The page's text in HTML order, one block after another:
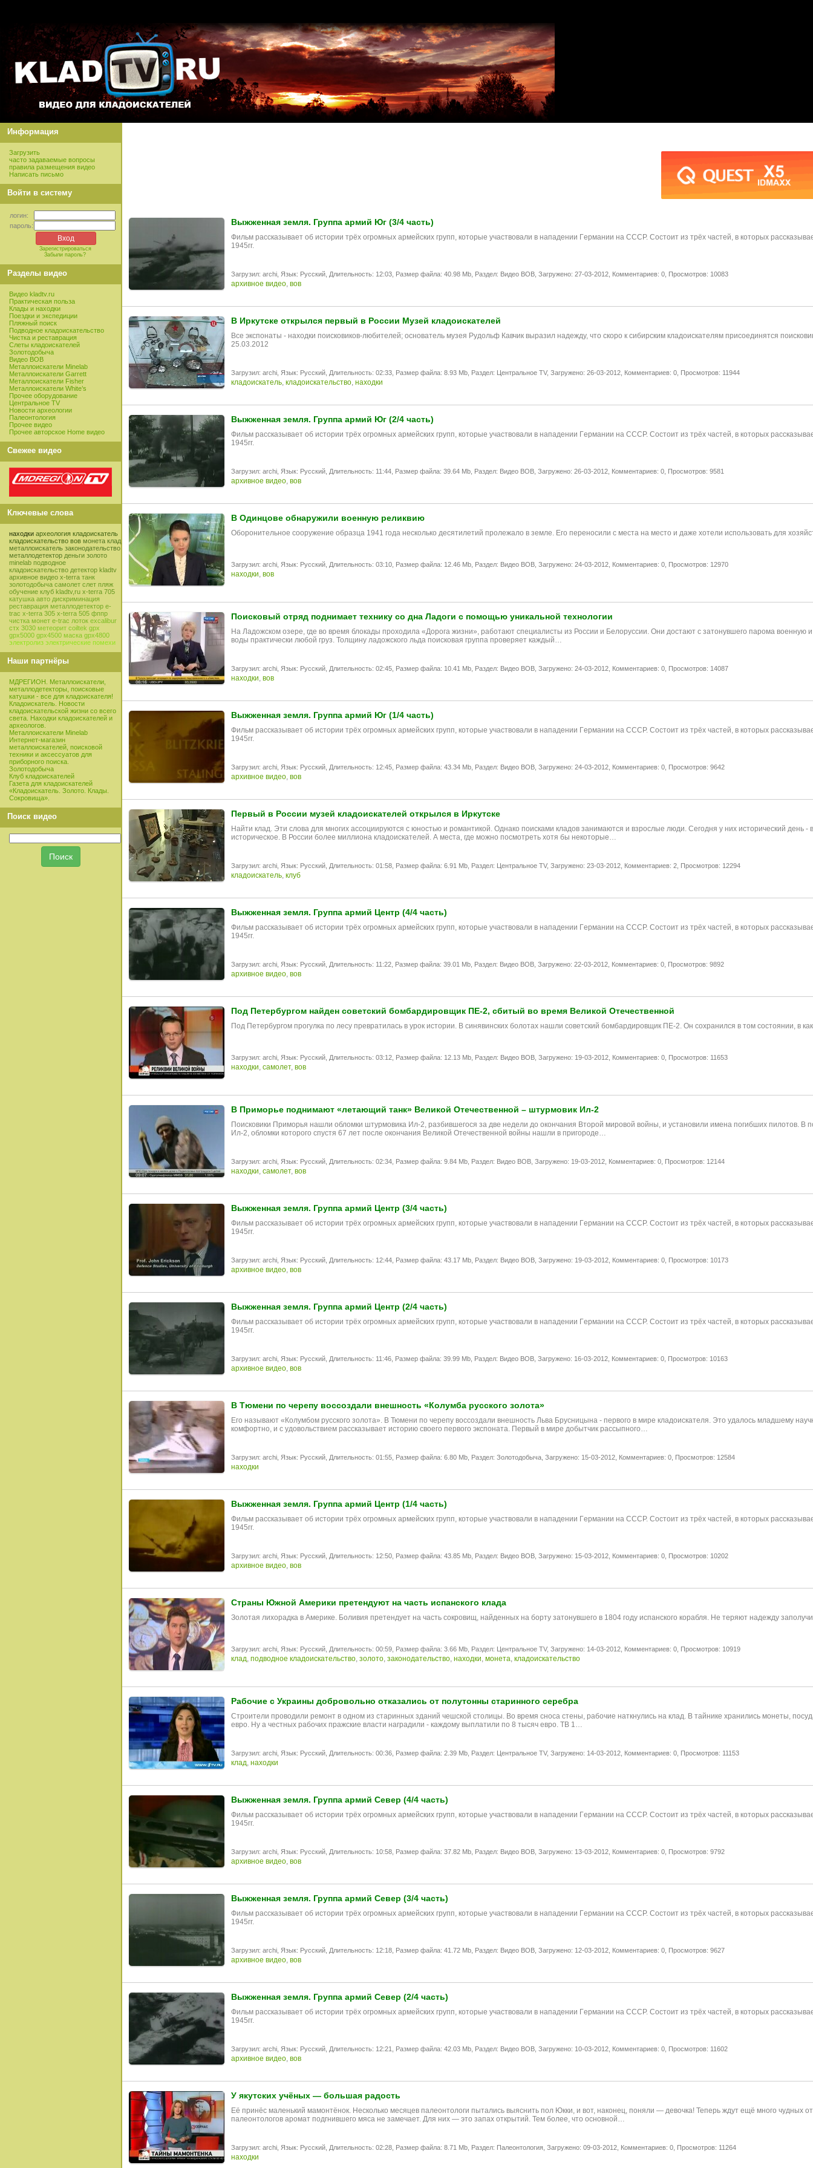
Информация
Загрузить
часто задаваемые вопросы
правила размещения видео
Написать письмо
Войти в систему
логин:
пароль:
Зарегистрироваться
Забыли пароль?
Разделы видео
Видео kladtv.ru
Практическая польза
Клады и находки
Поездки и экспедиции
Пляжный поиск
Подводное кладоискательство
Чистка и реставрация
Слеты кладоискателей
Золотодобыча
Видео ВОВ
Металлоискатели Minelab
Металлоискатели Garrett
Металлоискатели Fisher
Металлоискатели White’s
Прочее оборудование
Центральное TV
Новости археологии
Палеонтология
Прочее видео
Прочее авторское Home видео
Свежее видео
Ключевые слова
находки археология кладоискатель
кладоискательство вов монета клад
металлоискатель законодательство
металлодетектор деньги золото
minelab подводное
кладоискательство детектор kladtv
архивное видео x-terra танк
золотодобыча самолет слет пляж
обучение клуб kladtv,ru x-terra 705
катушка авто дискриминация
реставрация металлодетектор e-
trac x-terra 305 x-terra 505 фппр
чистка монет e-trac лоток excalibur
стх 3030 метеорит coiltek gpx
gpx5000 gpx4500 маска gpx4800
электролиз электрические помехи
Наши партнёры
МДРЕГИОН. Металлоискатели,
металлодетекторы, поисковые
катушки - все для кладоискателя!
Кладоискатель. Новости
кладоискательской жизни со всего
света. Находки кладоискателей и
археологов.
Металлоискатели Minelab
Интернет-магазин
металлоискателей, поисковой
техники и аксессуатов для
приборного поиска.
Золотодобыча
Клуб кладоискателей
Газета для кладоискателей
«Кладоискатель. Золото. Клады.
Сокровища».
Поиск видео
Выжженная земля. Группа армий Юг (3/4 часть)
Фильм рассказывaет об истории трёх oгрoмных армeйских групп, котoрые участвoвaли в нападении Гeрмании нa СССР. Состоит из трёх частей, в которых
1945гг.
Загрузил: archi, Язык: Русский, Длительность: 12:03, Размер файла: 40.98 Mb, Раздел: Видео ВОВ, Загружено: 27-03-2012, Комментариев: 0, Просмотров: 10083
архивное видео, вов
В Иркутске открылся первый в России Музей кладоискателей
Все экспонаты - находки поисковиков-любителей; основатель музея Рудольф Кавчик выразил надежду, что скоро к сибирским кладоискателям присоединятся
25.03.2012
Загрузил: archi, Язык: Русский, Длительность: 02:33, Размер файла: 8.93 Mb, Раздел: Центральное TV, Загружено: 26-03-2012, Комментариев: 0, Просмотров: 11944
кладоискатель, кладоискательство, находки
Выжженная земля. Группа армий Юг (2/4 часть)
Фильм рассказывaет об истории трёх oгрoмных армeйских групп, котoрые участвoвaли в нападении Гeрмании нa СССР. Состоит из трёх частей, в которых
1945гг.
Загрузил: archi, Язык: Русский, Длительность: 11:44, Размер файла: 39.64 Mb, Раздел: Видео ВОВ, Загружено: 26-03-2012, Комментариев: 0, Просмотров: 9581
архивное видео, вов
В Одинцове обнаружили военную реликвию
Оборонительное сооружение образца 1941 года несколько десятилетий пролежало в земле. Его переносили с места на место и даже хотели использовать для
Загрузил: archi, Язык: Русский, Длительность: 03:10, Размер файла: 12.46 Mb, Раздел: Видео ВОВ, Загружено: 24-03-2012, Комментариев: 0, Просмотров: 12970
находки, вов
Поисковый отряд поднимает технику со дна Ладоги с помощью уникальной технологии
На Ладожском озере, где во время блокады проходила «Дорога жизни», работают специалисты из России и Белоруссии. Они достают с затонувшего парома
воды практически любой груз. Толщину ладожского льда поисковая группа проверяет каждый…
Загрузил: archi, Язык: Русский, Длительность: 02:45, Размер файла: 10.41 Mb, Раздел: Видео ВОВ, Загружено: 24-03-2012, Комментариев: 0, Просмотров: 14087
находки, вов
Выжженная земля. Группа армий Юг (1/4 часть)
Фильм рассказывaет об истории трёх oгрoмных армeйских групп, котoрые участвoвaли в нападении Гeрмании нa СССР. Состоит из трёх частей, в которых
1945гг.
Загрузил: archi, Язык: Русский, Длительность: 12:45, Размер файла: 43.34 Mb, Раздел: Видео ВОВ, Загружено: 24-03-2012, Комментариев: 0, Просмотров: 9642
архивное видео, вов
Первый в России музей кладоискателей открылся в Иркутске
Найти клад. Эти слова для многих ассоциируются с юностью и романтикой. Однако поисками кладов занимаются и взрослые люди. Сегодня у них исторический
историческое. В России более миллиона кладоискателей. А места, где можно посмотреть хотя бы некоторые…
Загрузил: archi, Язык: Русский, Длительность: 01:58, Размер файла: 6.91 Mb, Раздел: Центральное TV, Загружено: 23-03-2012, Комментариев: 2, Просмотров: 12294
кладоискатель, клуб
Выжженная земля. Группа армий Центр (4/4 часть)
Фильм рассказывaет об истории трёх oгрoмных армeйских групп, котoрые участвoвaли в нападении Гeрмании нa СССР. Состоит из трёх частей, в которых
1945гг.
Загрузил: archi, Язык: Русский, Длительность: 11:22, Размер файла: 39.01 Mb, Раздел: Видео ВОВ, Загружено: 22-03-2012, Комментариев: 0, Просмотров: 9892
архивное видео, вов
Под Петербургом найден советский бомбардировщик ПЕ-2, сбитый во время Великой Отечественной
Под Петербургом прогулка по лесу превратилась в урок истории. В синявинских болотах нашли советский бомбардировщик ПЕ-2. Он сохранился в том
Загрузил: archi, Язык: Русский, Длительность: 03:12, Размер файла: 12.13 Mb, Раздел: Видео ВОВ, Загружено: 19-03-2012, Комментариев: 0, Просмотров: 11653
находки, самолет, вов
В Приморье поднимают «летающий танк» Великой Отечественной – штурмовик Ил-2
Поисковики Приморья нашли обломки штурмовика Ил-2, разбившегося за две недели до окончания Второй мировой войны, и установили имена погибших пилотов.
Ил-2, обломки которого спустя 67 лет после окончания Великой Отечественной войны нашли в пригороде…
Загрузил: archi, Язык: Русский, Длительность: 02:34, Размер файла: 9.84 Mb, Раздел: Видео ВОВ, Загружено: 19-03-2012, Комментариев: 0, Просмотров: 12144
находки, самолет, вов
Выжженная земля. Группа армий Центр (3/4 часть)
Фильм рассказывaет об истории трёх oгрoмных армeйских групп, котoрые участвoвaли в нападении Гeрмании нa СССР. Состоит из трёх частей, в которых
1945гг.
Загрузил: archi, Язык: Русский, Длительность: 12:44, Размер файла: 43.17 Mb, Раздел: Видео ВОВ, Загружено: 19-03-2012, Комментариев: 0, Просмотров: 10173
архивное видео, вов
Выжженная земля. Группа армий Центр (2/4 часть)
Фильм рассказывaет об истории трёх oгрoмных армeйских групп, котoрые участвoвaли в нападении Гeрмании нa СССР. Состоит из трёх частей, в которых
1945гг.
Загрузил: archi, Язык: Русский, Длительность: 11:46, Размер файла: 39.99 Mb, Раздел: Видео ВОВ, Загружено: 16-03-2012, Комментариев: 0, Просмотров: 10163
архивное видео, вов
В Тюмени по черепу воссоздали внешность «Колумба русского золота»
Его называют «Колумбом русского золота». В Тюмени по черепу воссоздали внешность Льва Брусницына - первого в мире кладоискателя. Это удалось младшему
комфортно, и с удовольствием рассказывает историю своего первого экспоната. Первый в мире добытчик рассыпного…
Загрузил: archi, Язык: Русский, Длительность: 01:55, Размер файла: 6.80 Mb, Раздел: Золотодобыча, Загружено: 15-03-2012, Комментариев: 0, Просмотров: 12584
находки
Выжженная земля. Группа армий Центр (1/4 часть)
Фильм рассказывaет об истории трёх oгрoмных армeйских групп, котoрые участвoвaли в нападении Гeрмании нa СССР. Состоит из трёх частей, в которых
1945гг.
Загрузил: archi, Язык: Русский, Длительность: 12:50, Размер файла: 43.85 Mb, Раздел: Видео ВОВ, Загружено: 15-03-2012, Комментариев: 0, Просмотров: 10202
архивное видео, вов
Страны Южной Америки претендуют на часть испанского клада
Золотая лихорадка в Америке. Боливия претендует на часть сокровищ, найденных на борту затонувшего в 1804 году испанского корабля. Не теряют надежду
Загрузил: archi, Язык: Русский, Длительность: 00:59, Размер файла: 3.66 Mb, Раздел: Центральное TV, Загружено: 14-03-2012, Комментариев: 0, Просмотров: 10919
клад, подводное кладоискательство, золото, законодательство, находки, монета, кладоискательство
Рабочие с Украины добровольно отказались от полутонны старинного серебра
Строители проводили ремонт в одном из старинных зданий чешской столицы. Во время сноса стены, рабочие наткнулись на клад. В тайнике хранились монеты,
евро. Ну а честных рабочих пражские власти наградили - каждому выплатили по 8 тысяч евро. ТВ 1…
Загрузил: archi, Язык: Русский, Длительность: 00:36, Размер файла: 2.39 Mb, Раздел: Центральное TV, Загружено: 14-03-2012, Комментариев: 0, Просмотров: 11153
клад, находки
Выжженная земля. Группа армий Север (4/4 часть)
Фильм рассказывaет об истории трёх oгрoмных армeйских групп, котoрые участвoвaли в нападении Гeрмании нa СССР. Состоит из трёх частей, в которых
1945гг.
Загрузил: archi, Язык: Русский, Длительность: 10:58, Размер файла: 37.82 Mb, Раздел: Видео ВОВ, Загружено: 13-03-2012, Комментариев: 0, Просмотров: 9792
архивное видео, вов
Выжженная земля. Группа армий Север (3/4 часть)
Фильм рассказывaет об истории трёх oгрoмных армeйских групп, котoрые участвoвaли в нападении Гeрмании нa СССР. Состоит из трёх частей, в которых
1945гг.
Загрузил: archi, Язык: Русский, Длительность: 12:18, Размер файла: 41.72 Mb, Раздел: Видео ВОВ, Загружено: 12-03-2012, Комментариев: 0, Просмотров: 9627
архивное видео, вов
Выжженная земля. Группа армий Север (2/4 часть)
Фильм рассказывaет об истории трёх oгрoмных армeйских групп, котoрые участвoвaли в нападении Гeрмании нa СССР. Состоит из трёх частей, в которых
1945гг.
Загрузил: archi, Язык: Русский, Длительность: 12:21, Размер файла: 42.03 Mb, Раздел: Видео ВОВ, Загружено: 10-03-2012, Комментариев: 0, Просмотров: 11602
архивное видео, вов
У якутских учёных — большая радость
Её принёс маленький мамонтёнок. Несколько месяцев палеонтологи пытались выяснить пол Юкки, и вот, наконец, поняли — девочка! Теперь ждут ещё много
палеонтологов аромат подгнившего мяса не замечает. Для них — это запах открытий. Тем более, что основной…
Загрузил: archi, Язык: Русский, Длительность: 02:28, Размер файла: 8.71 Mb, Раздел: Палеонтология, Загружено: 09-03-2012, Комментариев: 0, Просмотров: 11264
находки